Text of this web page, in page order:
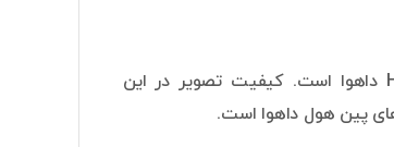
دوربین داهوا مدل DH-HAC-HUM3201BP-0280B-S2 یکی از انواع دوربین‌های آنالوگ HDCVI داهوا است. کیفیت تصویر در این